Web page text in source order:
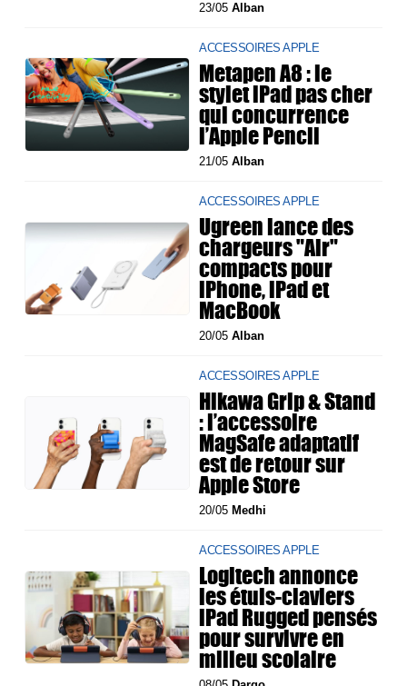
23/05Alban
ACCESSOIRES APPLE
Metapen A8 : le
stylet iPad pas cher
qui concurrence
l’Apple Pencil
21/05Alban
ACCESSOIRES APPLE
Ugreen lance des
chargeurs "Air"
compacts pour
iPhone, iPad et
MacBook
20/05Alban
ACCESSOIRES APPLE
Hikawa Grip & Stand
: l’accessoire
MagSafe adaptatif
est de retour sur
Apple Store
20/05 Medhi
ACCESSOIRES APPLE
Logitech annonce
les étuis-claviers
iPad Rugged pensés
pour survivre en
milieu scolaire